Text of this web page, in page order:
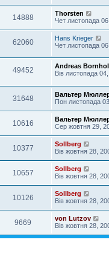
14888
Thorsten
Чет листопада
62060
Hans Krieger
Чет листопада
49452
Andreas
Вів листопада
31648
Вальтер
Пон листопада
10616
Вальтер
Сер жовтня 29,
10377
Sollberg
Вів жовтня 28,
10657
Sollberg
Вів жовтня 28,
10126
Sollberg
Вів жовтня 28,
9669
von Lutzov
Вів жовтня 28,